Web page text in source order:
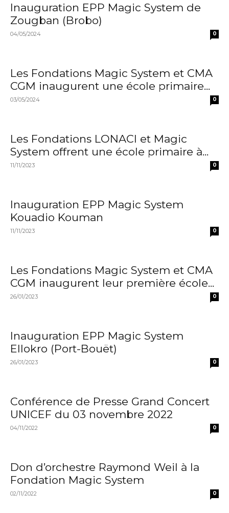
Inauguration EPP Magic System de
Zougban (Brobo)
04/05/2024 0
Les Fondations Magic System et CMA
CGM inaugurent une école primaire...
03/05/2024 0
Les Fondations LONACI et Magic
System offrent une école primaire à...
11/11/2023 0
Inauguration EPP Magic System
Kouadio Kouman
11/11/2023 0
Les Fondations Magic System et CMA
CGM inaugurent leur première école...
26/01/2023 0
Inauguration EPP Magic System
Ellokro (Port-Bouët)
26/01/2023 0
Conférence de Presse Grand Concert
UNICEF du 03 novembre 2022
04/11/2022 0
Don d’orchestre Raymond Weil à la
Fondation Magic System
02/11/2022 0